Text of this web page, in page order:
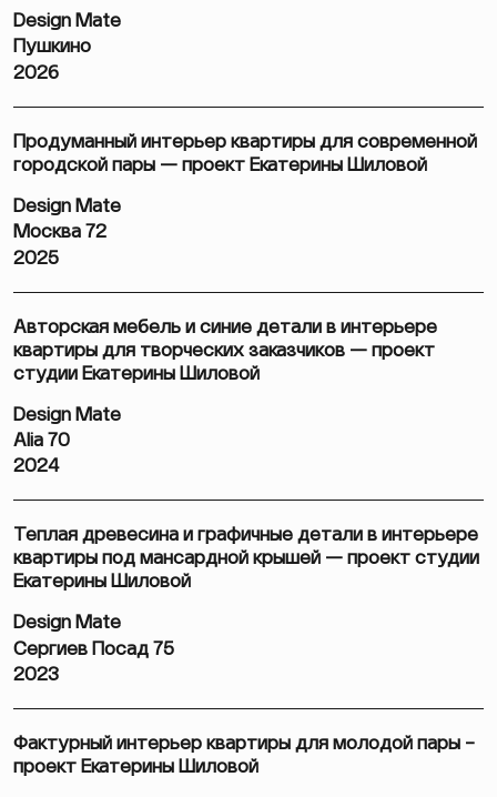
Design Mate
Пушкино
2026
Продуманный интерьер квартиры для современной
городской пары — проект Екатерины Шиловой
Design Mate
Москва 72
2025
Авторская мебель и синие детали в интерьере
квартиры для творческих заказчиков — проект
студии Екатерины Шиловой
Design Mate
Alia 70
2024
Теплая древесина и графичные детали в интерьере
квартиры под мансардной крышей — проект студии
Екатерины Шиловой
Design Mate
Сергиев Посад 75
2023
Фактурный интерьер квартиры для молодой пары –
проект Екатерины Шиловой